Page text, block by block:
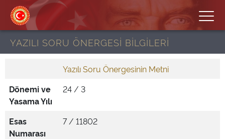
YAZILI SORU ÖNERGESİ BİLGİLERİ
Yazılı Soru Önergesinin Metni
Dönemi ve
Yasama Yılı
24 / 3
Esas
Numarası
7 / 11802